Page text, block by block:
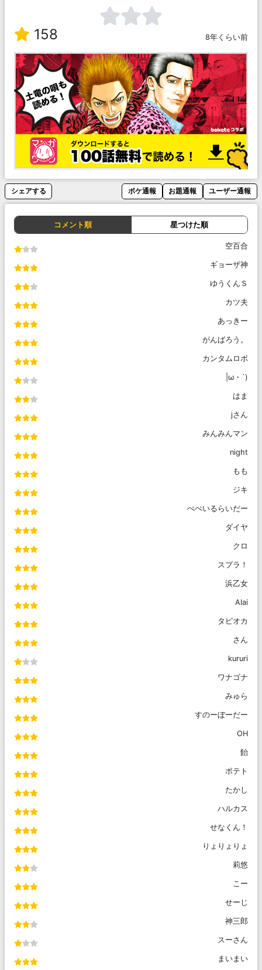
158 8年くらい前
シェアする ボケ通報 お題通報 ユーザー通報
コメント順 星つけた順
空百合
ギョーザ神
ゆうくんＳ
カツ夫
あっきー
がんばろう。
カンタムロボ
|ω・`)
はま
jさん
みんみんマン
night
もも
ジキ
ぺぺいるらいだー
ダイヤ
クロ
スプラ！
浜乙女
AIai
タピオカ
さん
kururi
ワナゴナ
みゅら
すのーぼーだー
OH
飴
ポテト
たかし
ハルカス
せなくん！
りょりょりょ
莉悠
こー
せーじ
神三郎
スーさん
まいまい